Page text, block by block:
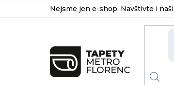
na
Nejsme jen e-shop. Navštivte i